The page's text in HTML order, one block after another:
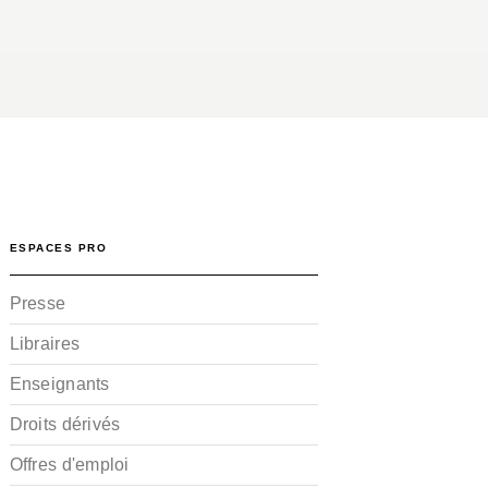
ESPACES PRO
Presse
Libraires
Enseignants
Droits dérivés
Offres d'emploi